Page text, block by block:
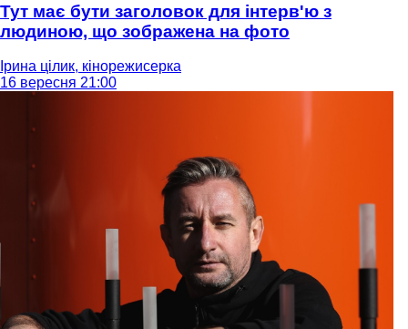
Тут має бути заголовок для інтерв'ю з
людиною, що зображена на фото
Ірина цілик, кінорежисерка
16 вересня 21:00